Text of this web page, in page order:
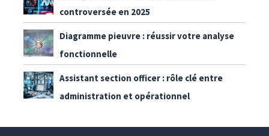
controversée en 2025
Diagramme pieuvre : réussir votre analyse
fonctionnelle
Assistant section officer : rôle clé entre
administration et opérationnel